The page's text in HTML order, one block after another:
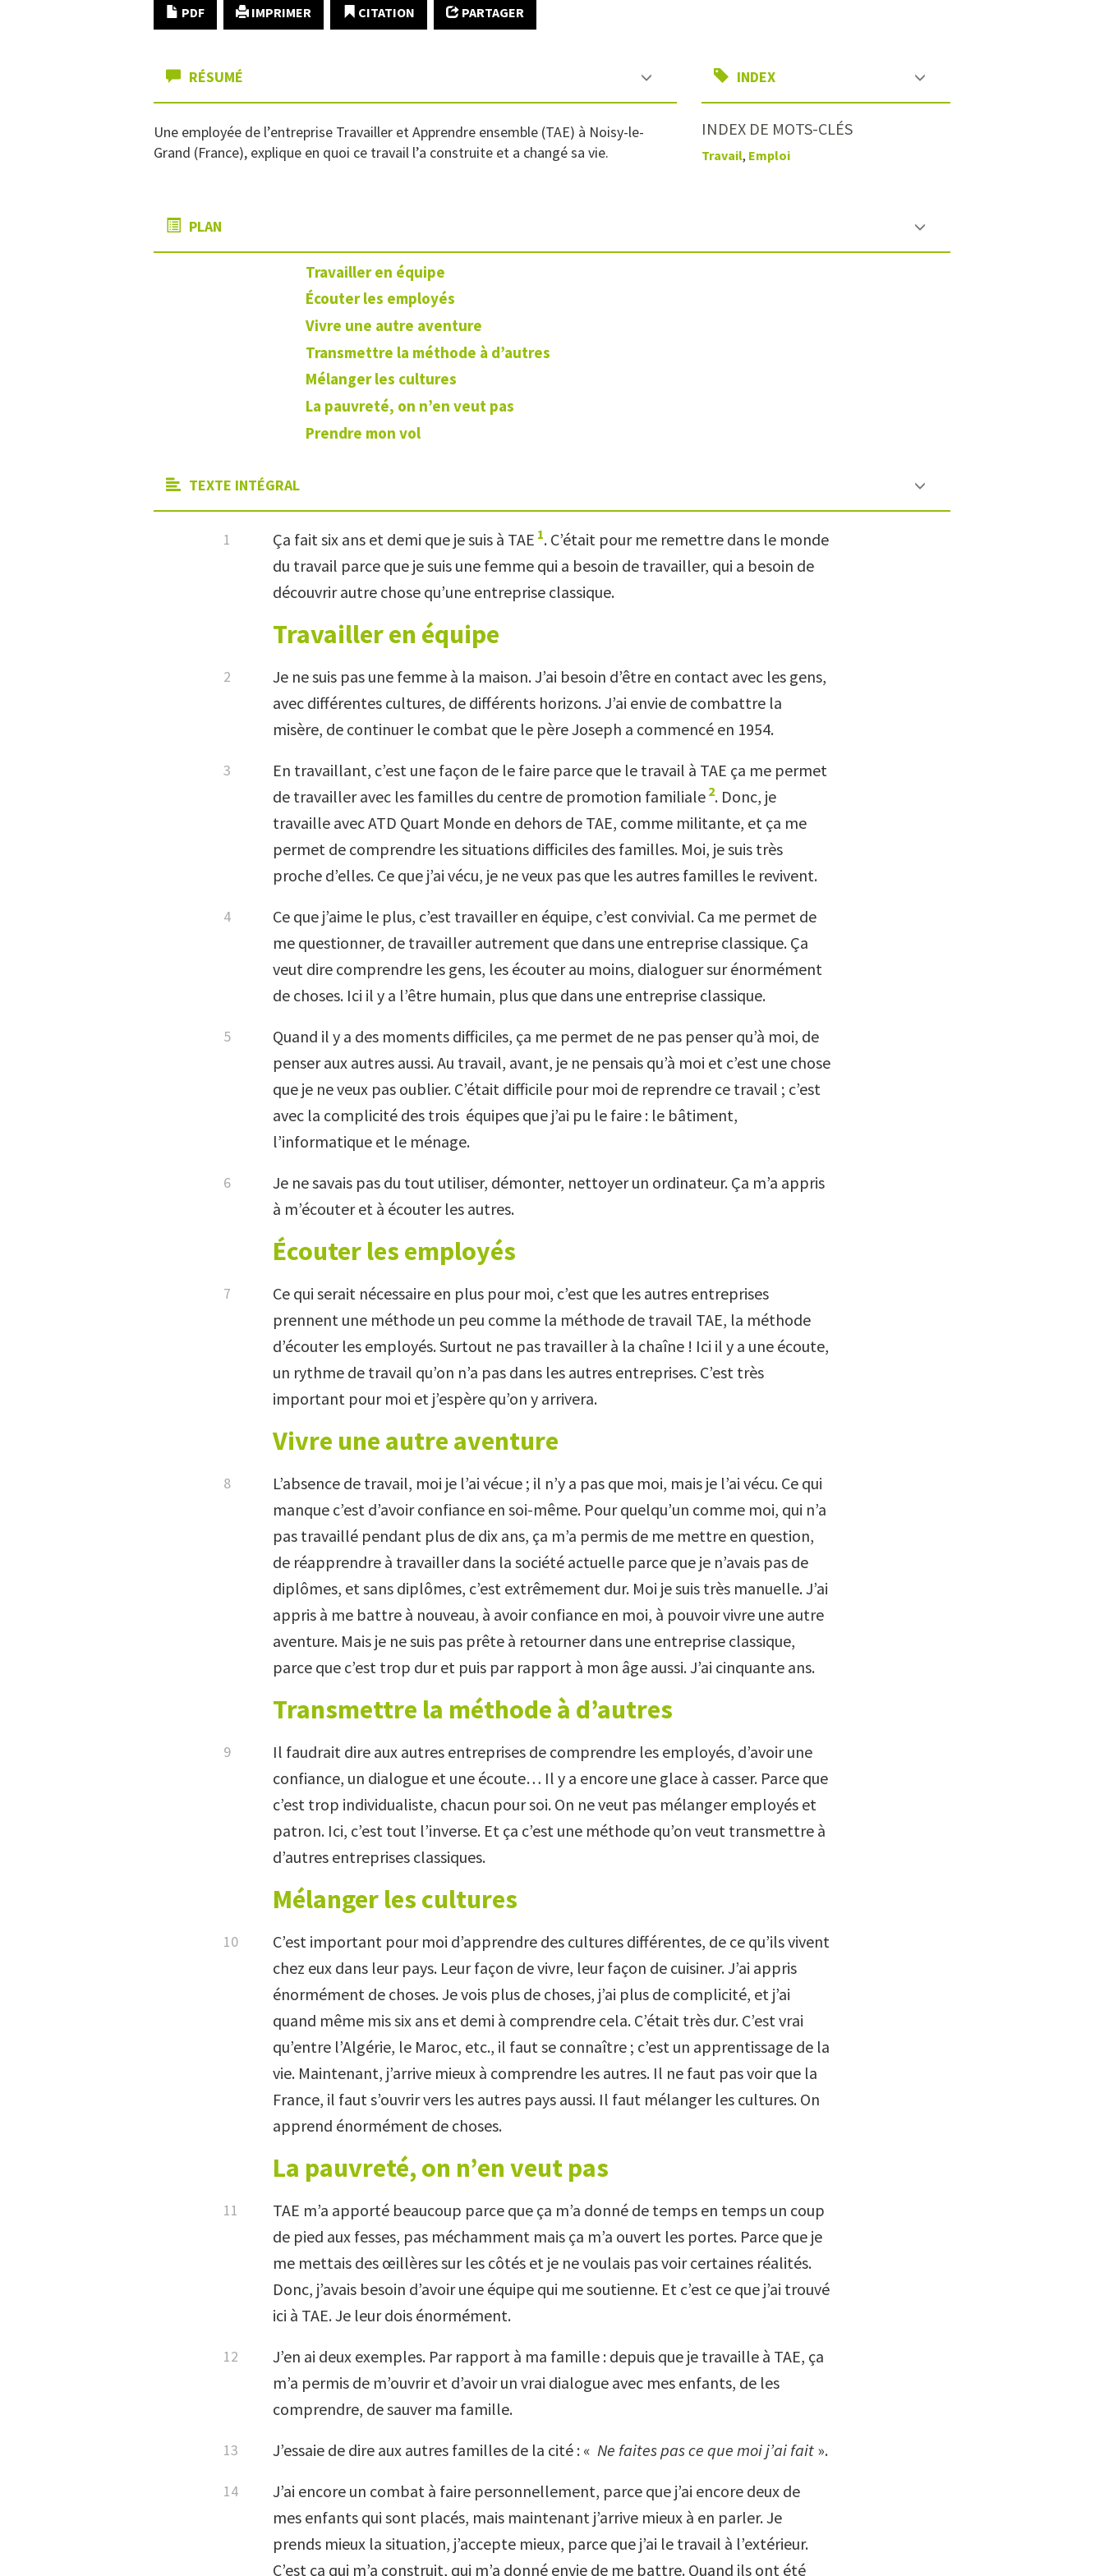
PDF IMPRIMER CITATION PARTAGER
RÉSUMÉ
Une employée de l’entreprise Travailler et Apprendre ensemble (TAE) à Noisy-le-
Grand (France), explique en quoi ce travail l’a construite et a changé sa vie.
INDEX
INDEX DE MOTS-CLÉS
Travail, Emploi
PLAN
Travailler en équipe
Écouter les employés
Vivre une autre aventure
Transmettre la méthode à d’autres
Mélanger les cultures
La pauvreté, on n’en veut pas
Prendre mon vol
TEXTE INTÉGRAL
Ça fait six ans et demi que je suis à TAE 1. C’était pour me remettre dans le monde
du travail parce que je suis une femme qui a besoin de travailler, qui a besoin de
découvrir autre chose qu’une entreprise classique.
Travailler en équipe
Je ne suis pas une femme à la maison. J’ai besoin d’être en contact avec les gens,
avec différentes cultures, de différents horizons. J’ai envie de combattre la
misère, de continuer le combat que le père Joseph a commencé en 1954.
En travaillant, c’est une façon de le faire parce que le travail à TAE ça me permet
de travailler avec les familles du centre de promotion familiale 2. Donc, je
travaille avec ATD Quart Monde en dehors de TAE, comme militante, et ça me
permet de comprendre les situations difficiles des familles. Moi, je suis très
proche d’elles. Ce que j’ai vécu, je ne veux pas que les autres familles le revivent.
Ce que j’aime le plus, c’est travailler en équipe, c’est convivial. Ca me permet de
me questionner, de travailler autrement que dans une entreprise classique. Ça
veut dire comprendre les gens, les écouter au moins, dialoguer sur énormément
de choses. Ici il y a l’être humain, plus que dans une entreprise classique.
Quand il y a des moments difficiles, ça me permet de ne pas penser qu’à moi, de
penser aux autres aussi. Au travail, avant, je ne pensais qu’à moi et c’est une chose
que je ne veux pas oublier. C’était difficile pour moi de reprendre ce travail ; c’est
avec la complicité des trois équipes que j’ai pu le faire : le bâtiment,
l’informatique et le ménage.
Je ne savais pas du tout utiliser, démonter, nettoyer un ordinateur. Ça m’a appris
à m’écouter et à écouter les autres.
Écouter les employés
Ce qui serait nécessaire en plus pour moi, c’est que les autres entreprises
prennent une méthode un peu comme la méthode de travail TAE, la méthode
d’écouter les employés. Surtout ne pas travailler à la chaîne ! Ici il y a une écoute,
un rythme de travail qu’on n’a pas dans les autres entreprises. C’est très
important pour moi et j’espère qu’on y arrivera.
Vivre une autre aventure
L’absence de travail, moi je l’ai vécue ; il n’y a pas que moi, mais je l’ai vécu. Ce qui
manque c’est d’avoir confiance en soi-même. Pour quelqu’un comme moi, qui n’a
pas travaillé pendant plus de dix ans, ça m’a permis de me mettre en question,
de réapprendre à travailler dans la société actuelle parce que je n’avais pas de
diplômes, et sans diplômes, c’est extrêmement dur. Moi je suis très manuelle. J’ai
appris à me battre à nouveau, à avoir confiance en moi, à pouvoir vivre une autre
aventure. Mais je ne suis pas prête à retourner dans une entreprise classique,
parce que c’est trop dur et puis par rapport à mon âge aussi. J’ai cinquante ans.
Transmettre la méthode à d’autres
Il faudrait dire aux autres entreprises de comprendre les employés, d’avoir une
confiance, un dialogue et une écoute… Il y a encore une glace à casser. Parce que
c’est trop individualiste, chacun pour soi. On ne veut pas mélanger employés et
patron. Ici, c’est tout l’inverse. Et ça c’est une méthode qu’on veut transmettre à
d’autres entreprises classiques.
Mélanger les cultures
C’est important pour moi d’apprendre des cultures différentes, de ce qu’ils vivent
chez eux dans leur pays. Leur façon de vivre, leur façon de cuisiner. J’ai appris
énormément de choses. Je vois plus de choses, j’ai plus de complicité, et j’ai
quand même mis six ans et demi à comprendre cela. C’était très dur. C’est vrai
qu’entre l’Algérie, le Maroc, etc., il faut se connaître ; c’est un apprentissage de la
vie. Maintenant, j’arrive mieux à comprendre les autres. Il ne faut pas voir que la
France, il faut s’ouvrir vers les autres pays aussi. Il faut mélanger les cultures. On
apprend énormément de choses.
La pauvreté, on n’en veut pas
TAE m’a apporté beaucoup parce que ça m’a donné de temps en temps un coup
de pied aux fesses, pas méchamment mais ça m’a ouvert les portes. Parce que je
me mettais des œillères sur les côtés et je ne voulais pas voir certaines réalités.
Donc, j’avais besoin d’avoir une équipe qui me soutienne. Et c’est ce que j’ai trouvé
ici à TAE. Je leur dois énormément.
J’en ai deux exemples. Par rapport à ma famille : depuis que je travaille à TAE, ça
m’a permis de m’ouvrir et d’avoir un vrai dialogue avec mes enfants, de les
comprendre, de sauver ma famille.
J’essaie de dire aux autres familles de la cité : « Ne faites pas ce que moi j’ai fait ».
J’ai encore un combat à faire personnellement, parce que j’ai encore deux de
mes enfants qui sont placés, mais maintenant j’arrive mieux à en parler. Je
prends mieux la situation, j’accepte mieux, parce que j’ai le travail à l’extérieur.
C’est ça qui m’a construit, qui m’a donné envie de me battre. Quand ils ont été